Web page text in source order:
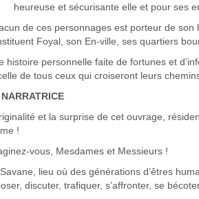
heureuse et sécurisante elle et pour ses
de ces personnages est porteur de
Foyal, son En-ville, ses quartiers
histoire personnelle faite de fortunes et
de tous ceux qui croiseront leurs
et la surprise de cet ouvrage,
!
vous, Mesdames et Messieurs !
lieu où des générations d’êtres
discuter, trafiquer, s’affronter, se